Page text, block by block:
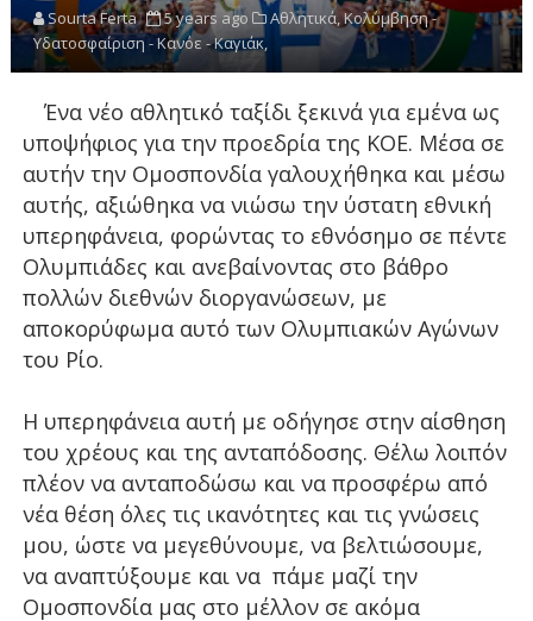
Sourta Ferta 5 years ago Αθλητικά,Κολύμβηση -
Υδατοσφαίριση - Κανόε - Καγιάκ,
Ένα νέο αθλητικό ταξίδι ξεκινά για εμένα ως
υποψήφιος για την προεδρία της ΚΟΕ. Μέσα σε
αυτήν την Ομοσπονδία γαλουχήθηκα και μέσω
αυτής, αξιώθηκα να νιώσω την ύστατη εθνική
υπερηφάνεια, φορώντας το εθνόσημο σε πέντε
Ολυμπιάδες και ανεβαίνοντας στο βάθρο
πολλών διεθνών διοργανώσεων, με
αποκορύφωμα αυτό των Ολυμπιακών Αγώνων
του Ρίο.
Η υπερηφάνεια αυτή με οδήγησε στην αίσθηση
του χρέους και της ανταπόδοσης. Θέλω λοιπόν
πλέον να ανταποδώσω και να προσφέρω από
νέα θέση όλες τις ικανότητες και τις γνώσεις
μου, ώστε να μεγεθύνουμε, να βελτιώσουμε,
να αναπτύξουμε και να πάμε μαζί την
Ομοσπονδία μας στο μέλλον σε ακόμα